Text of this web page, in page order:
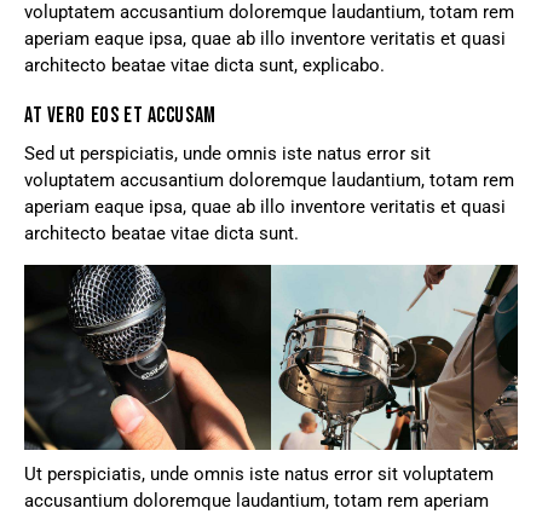
voluptatem accusantium doloremque laudantium, totam rem
aperiam eaque ipsa, quae ab illo inventore veritatis et quasi
architecto beatae vitae dicta sunt, explicabo.
AT VERO EOS ET ACCUSAM
Sed ut perspiciatis, unde omnis iste natus error sit
voluptatem accusantium doloremque laudantium, totam rem
aperiam eaque ipsa, quae ab illo inventore veritatis et quasi
architecto beatae vitae dicta sunt.
Ut perspiciatis, unde omnis iste natus error sit voluptatem
accusantium doloremque laudantium, totam rem aperiam